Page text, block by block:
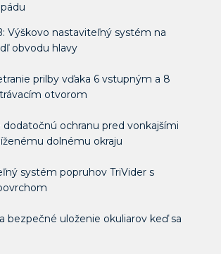
Výškovo nastaviteľný systém na
obvodu hlavy
prilby vďaka 6 vstupným a 8
otvorom
ochranu pred vonkajšími
dolnému okraju
systém popruhov TriVider s
bezpečné uloženie okuliarov keď sa